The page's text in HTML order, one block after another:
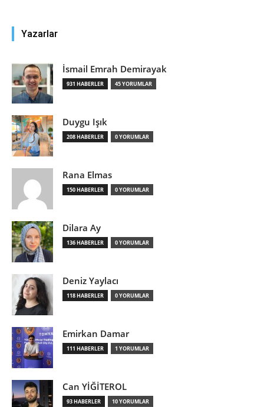
Yazarlar
İsmail Emrah Demirayak
931 HABERLER 45 YORUMLAR
Duygu Işık
208 HABERLER 0 YORUMLAR
Rana Elmas
150 HABERLER 0 YORUMLAR
Dilara Ay
136 HABERLER 0 YORUMLAR
Deniz Yaylacı
118 HABERLER 0 YORUMLAR
Emirkan Damar
111 HABERLER 1 YORUMLAR
Can YİĞİTEROL
93 HABERLER 10 YORUMLAR